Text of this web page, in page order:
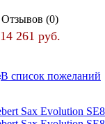
Отзывов (0)
14 261 руб.
В список пожеланий